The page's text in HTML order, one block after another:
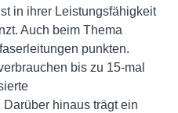
in ihrer Leistungsfähigkeit
Auch beim Thema
punkten.
bis zu 15-mal
hinaus trägt ein